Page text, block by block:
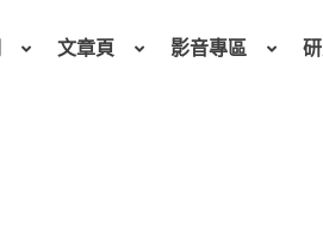
文章頁 影音專區